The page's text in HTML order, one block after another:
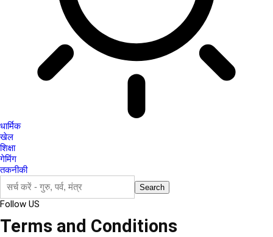
धार्मिक
खेल
शिक्षा
गेमिंग
तकनीकी
Follow US
Terms and Conditions